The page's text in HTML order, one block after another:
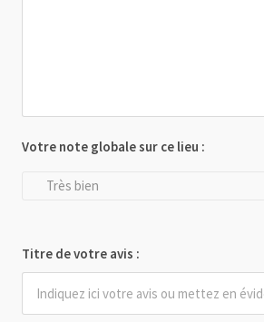
Votre note globale sur ce lieu :
Très bien
Titre de votre avis :